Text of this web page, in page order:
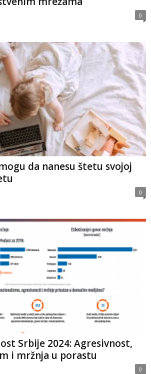
0
da nanesu štetu svojoj
0
Srbije 2024: Agresivnost,
i mržnja u porastu
0